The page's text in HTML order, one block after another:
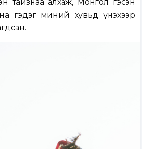
тайзнаа алхаж, Монгол гэсэн
гэдэг миний хувьд үнэхээр